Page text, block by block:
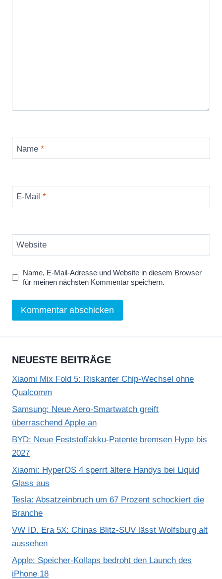
Name *
E-Mail *
Website
Name, E-Mail-Adresse und Website in diesem Browser
für meinen nächsten Kommentar speichern.
NEUESTE BEITRÄGE
Xiaomi Mix Fold 5: Riskanter Chip-Wechsel ohne
Qualcomm
Samsung: Neue Aero-Smartwatch greift
überraschend Apple an
BYD: Neue Feststoffakku-Patente bremsen Hype bis
2027
Xiaomi: HyperOS 4 sperrt ältere Handys bei Liquid
Glass aus
Tesla: Absatzeinbruch um 67 Prozent schockiert die
Branche
VW ID. Era 5X: Chinas Blitz-SUV lässt Wolfsburg alt
aussehen
Apple: Speicher-Kollaps bedroht den Launch des
iPhone 18